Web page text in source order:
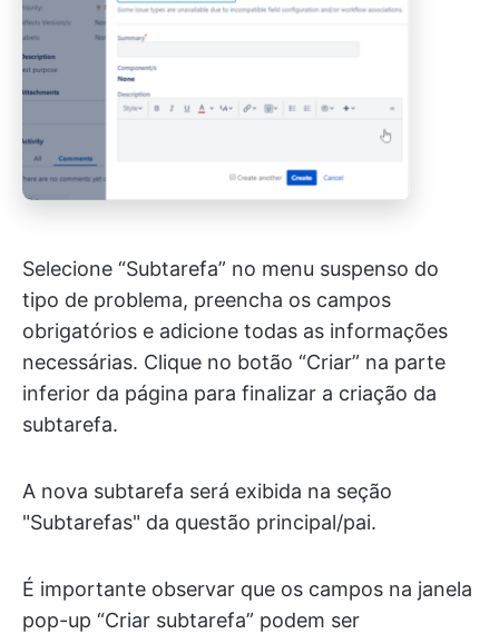
Selecione “Subtarefa” no menu suspenso do
tipo de problema, preencha os campos
obrigatórios e adicione todas as informações
necessárias. Clique no botão “Criar” na parte
inferior da página para finalizar a criação da
subtarefa.
A nova subtarefa será exibida na seção
"Subtarefas" da questão principal/pai.
É importante observar que os campos na janela
pop-up “Criar subtarefa” podem ser